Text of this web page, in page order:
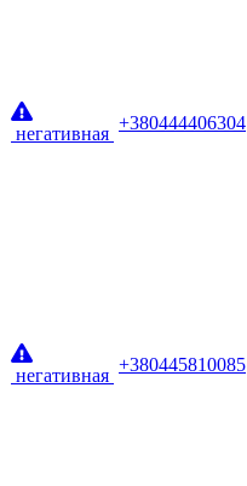
негативная
+380444406304
негативная
+380445810085